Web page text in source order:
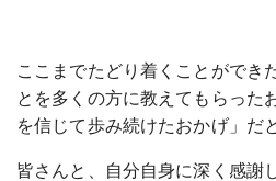
ここまでたどり着くことができ
とを多くの方に教えてもらった
を信じて歩み続けたおかげ」だ
皆さんと、自分自身に深く感謝